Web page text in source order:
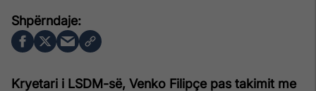
Kryetari i LSDM-së, Venko Filipçe pas takimit me